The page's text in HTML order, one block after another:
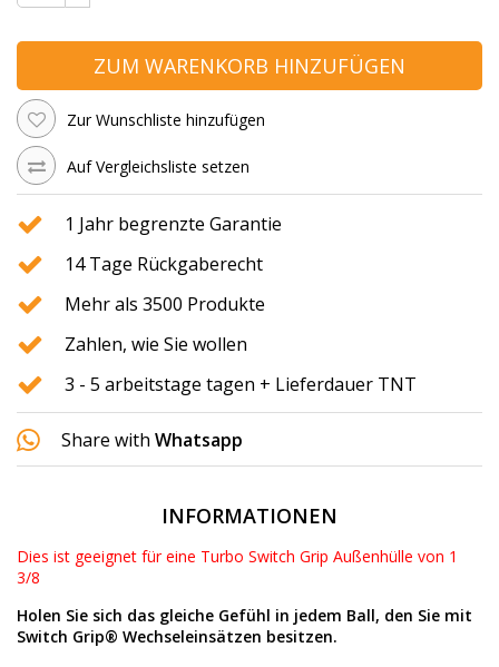
ZUM WARENKORB HINZUFÜGEN
Zur Wunschliste hinzufügen
Auf Vergleichsliste setzen
1 Jahr begrenzte Garantie
14 Tage Rückgaberecht
Mehr als 3500 Produkte
Zahlen, wie Sie wollen
3 - 5 arbeitstage tagen + Lieferdauer TNT
Share with Whatsapp
INFORMATIONEN
Dies ist geeignet für eine Turbo Switch Grip Außenhülle von 1
3/8
Holen Sie sich das gleiche Gefühl in jedem Ball, den Sie mit
Switch Grip® Wechseleinsätzen besitzen.